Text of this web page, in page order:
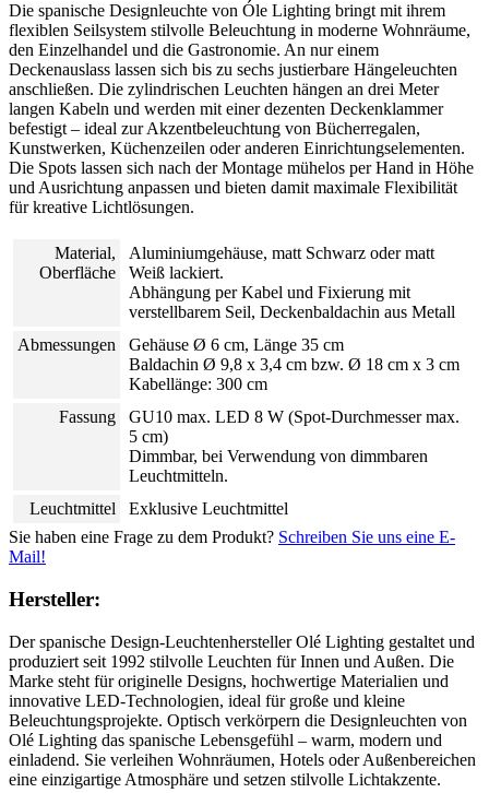
Die spanische Designleuchte von Óle Lighting bringt mit ihrem
flexiblen Seilsystem stilvolle Beleuchtung in moderne Wohnräume,
den Einzelhandel und die Gastronomie. An nur einem
Deckenauslass lassen sich bis zu sechs justierbare Hängeleuchten
anschließen. Die zylindrischen Leuchten hängen an drei Meter
langen Kabeln und werden mit einer dezenten Deckenklammer
befestigt – ideal zur Akzentbeleuchtung von Bücherregalen,
Kunstwerken, Küchenzeilen oder anderen Einrichtungselementen.
Die Spots lassen sich nach der Montage mühelos per Hand in Höhe
und Ausrichtung anpassen und bieten damit maximale Flexibilität
für kreative Lichtlösungen.
Material,
Oberfläche
Aluminiumgehäuse, matt Schwarz oder matt
Weiß lackiert.
Abhängung per Kabel und Fixierung mit
verstellbarem Seil, Deckenbaldachin aus Metall
Abmessungen
Gehäuse Ø 6 cm, Länge 35 cm
Baldachin Ø 9,8 x 3,4 cm bzw. Ø 18 cm x 3 cm
Kabellänge: 300 cm
Fassung
GU10 max. LED 8 W (Spot-Durchmesser max.
5 cm)
Dimmbar, bei Verwendung von dimmbaren
Leuchtmitteln.
Leuchtmittel
Exklusive Leuchtmittel
Sie haben eine Frage zu dem Produkt? Schreiben Sie uns eine E-
Mail!
Hersteller:
Der spanische Design-Leuchtenhersteller Olé Lighting gestaltet und
produziert seit 1992 stilvolle Leuchten für Innen und Außen. Die
Marke steht für originelle Designs, hochwertige Materialien und
innovative LED-Technologien, ideal für große und kleine
Beleuchtungsprojekte. Optisch verkörpern die Designleuchten von
Olé Lighting das spanische Lebensgefühl – warm, modern und
einladend. Sie verleihen Wohnräumen, Hotels oder Außenbereichen
eine einzigartige Atmosphäre und setzen stilvolle Lichtakzente.